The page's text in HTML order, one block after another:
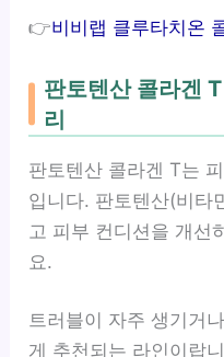
👉비비랩 클루타치온
판토텐산 콜라겐
리
판토텐산 콜라겐 T는
입니다. 판토텐산(비타
고 피부 컨디션을 개선
요.
트러블이 자주 생기거
게 추천되는 라인이랍